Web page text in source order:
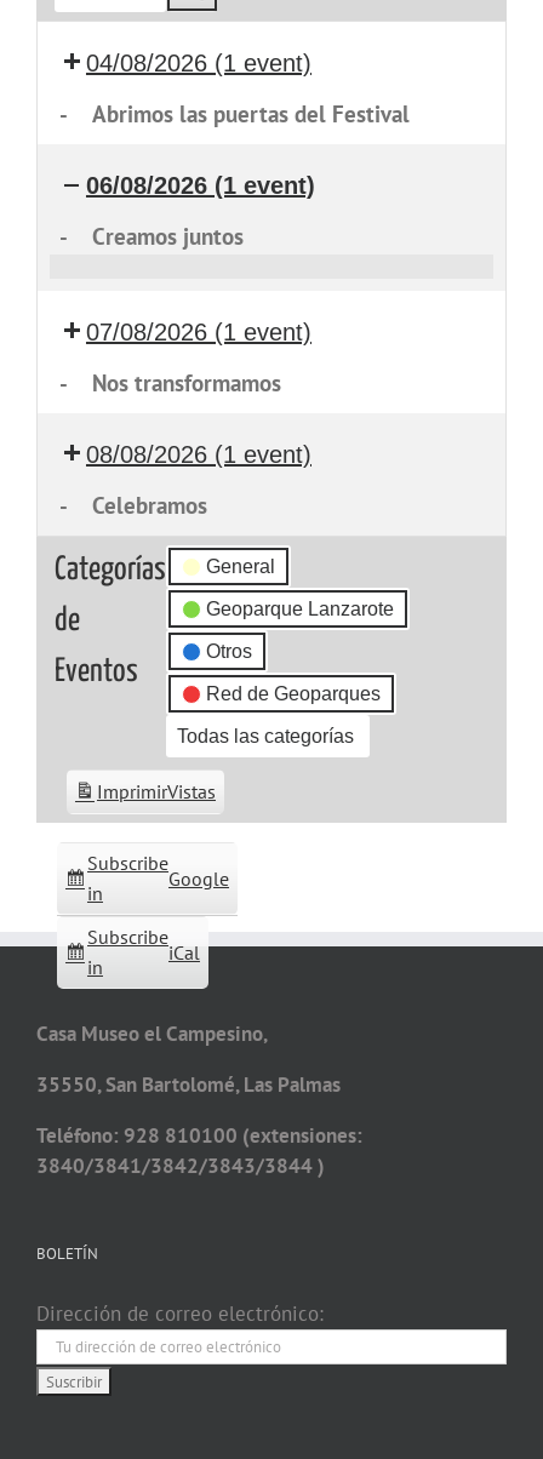
04/08/2026 (1 event)
- Abrimos las puertas del Festival
06/08/2026 (1 event)
- Creamos juntos
07/08/2026 (1 event)
- Nos transformamos
08/08/2026 (1 event)
- Celebramos
Categorías
de
Eventos
General
Geoparque Lanzarote
Otros
Red de Geoparques
Todas las categorías
Subscribe
in
Google
Subscribe
in
iCal
ImprimirVistas
Casa Museo el Campesino,
35550, San Bartolomé, Las Palmas
Teléfono: 928 810100 (extensiones:
3840/3841/3842/3843/3844 )
BOLETÍN
Dirección de correo electrónico: